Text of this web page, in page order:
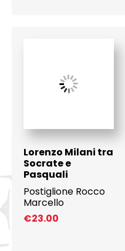
Lorenzo Milani tra
Socrate e
Pasquali
Postiglione Rocco
Marcello
€23.00